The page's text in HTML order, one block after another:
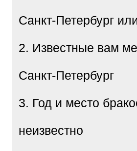
Санкт-Петербург
2. Известные вам
Санкт-Петербург
3. Год и место
неизвестно